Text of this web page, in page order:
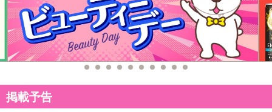
※予約商品は決済手段ごとに定められた決済期限日にお支払いを完
了することがございます。ご了承いただいたうえでお申し込みくだ
さい。
【配送伝票番号について】
伝票番号がマイページに表示されない場合もございます。
掲載予告